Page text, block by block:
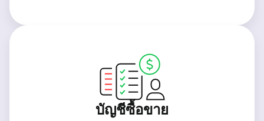
บัญชีซื้อขาย